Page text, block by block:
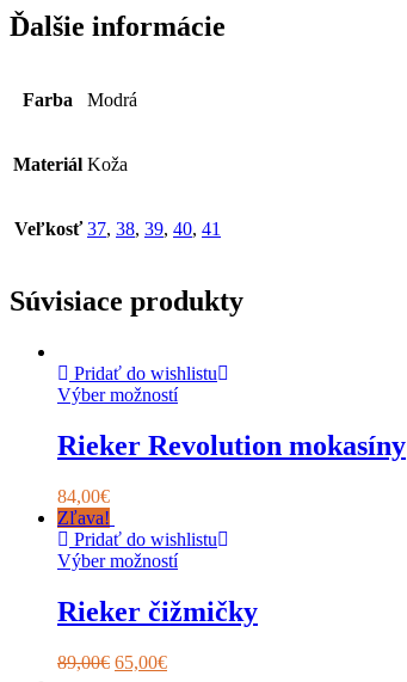
Ďalšie informácie
Farba Modrá
Materiál Koža
Veľkosť 37, 38, 39, 40, 41
Súvisiace produkty
Pridať do wishlistu
Výber možností
Rieker Revolution mokasíny
84,00€
Zľava!
Pridať do wishlistu
Výber možností
Rieker čižmičky
89,00€ 65,00€